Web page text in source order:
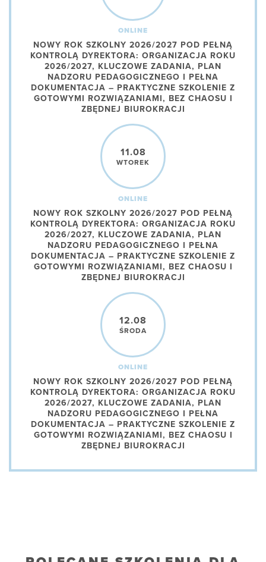
ONLINE
NOWY ROK SZKOLNY 2026/2027 POD PEŁNĄ
KONTROLĄ DYREKTORA: ORGANIZACJA ROKU
2026/2027, KLUCZOWE ZADANIA, PLAN
NADZORU PEDAGOGICZNEGO I PEŁNA
DOKUMENTACJA – PRAKTYCZNE SZKOLENIE Z
GOTOWYMI ROZWIĄZANIAMI, BEZ CHAOSU I
ZBĘDNEJ BIUROKRACJI
11.08
WTOREK
ONLINE
NOWY ROK SZKOLNY 2026/2027 POD PEŁNĄ
KONTROLĄ DYREKTORA: ORGANIZACJA ROKU
2026/2027, KLUCZOWE ZADANIA, PLAN
NADZORU PEDAGOGICZNEGO I PEŁNA
DOKUMENTACJA – PRAKTYCZNE SZKOLENIE Z
GOTOWYMI ROZWIĄZANIAMI, BEZ CHAOSU I
ZBĘDNEJ BIUROKRACJI
12.08
ŚRODA
ONLINE
NOWY ROK SZKOLNY 2026/2027 POD PEŁNĄ
KONTROLĄ DYREKTORA: ORGANIZACJA ROKU
2026/2027, KLUCZOWE ZADANIA, PLAN
NADZORU PEDAGOGICZNEGO I PEŁNA
DOKUMENTACJA – PRAKTYCZNE SZKOLENIE Z
GOTOWYMI ROZWIĄZANIAMI, BEZ CHAOSU I
ZBĘDNEJ BIUROKRACJI